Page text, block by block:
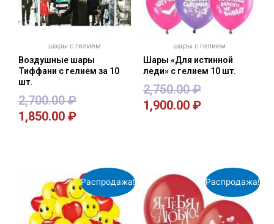
шары с гелием
Воздушные шары
Тиффани с гелием за 10
шт.
2,700.00₽
1,850.00 ₽
шары с гелием
Шары «Для истинной
леди» с гелием 10 шт.
2,750.00₽
1,900.00 ₽
Распродажа! Распродажа!